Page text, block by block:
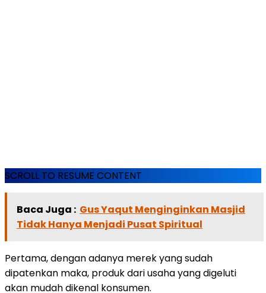
SCROLL TO RESUME CONTENT
Baca Juga : Gus Yaqut Menginginkan Masjid
Tidak Hanya Menjadi Pusat Spiritual
Pertama, dengan adanya merek yang sudah
dipatenkan maka, produk dari usaha yang digeluti
akan mudah dikenal konsumen.